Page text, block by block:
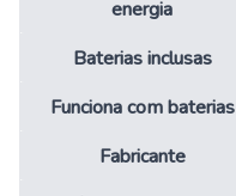
energia
Baterias inclusas
Funciona com baterias
Fabricante